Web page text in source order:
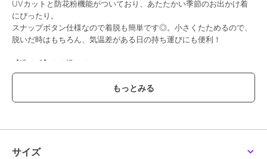
UVカットと防花粉機能がついており、あたたかい季節のお出かけ着
にぴったり。
スナップボタン仕様なので着脱も簡単です◎。小さくたためるので、
脱いだ時はもちろん、気温差がある日の持ち運びにも便利！
【透け感】やや透ける
【生地の厚さ】普通
【裏地】なし
合があります。
サイズ